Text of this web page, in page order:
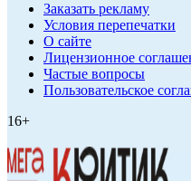
Заказать рекламу
Условия перепечатки
О сайте
Лицензионное
Частые вопросы
Пользовательское
16+